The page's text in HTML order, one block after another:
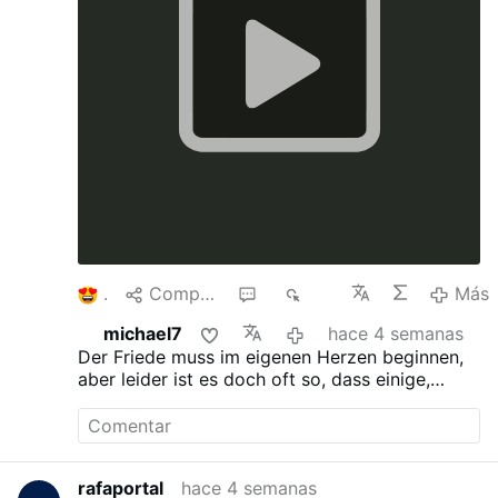
1 Compartir
Más
michael7
hace 4 semanas
Der Friede muss im eigenen Herzen beginnen,
aber leider ist es doch oft so, dass einige,
Volk dazu gezwungen wird.
rafaportal
hace 4 semanas